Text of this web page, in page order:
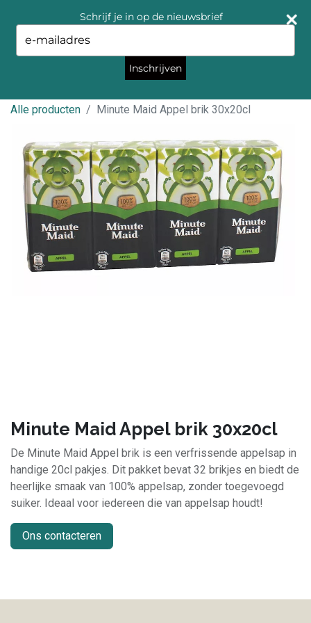
Alle producten Minute Maid Appel brik 30x20cl
Minute Maid Appel brik 30x20cl
De Minute Maid Appel brik is een verfrissende appelsap in
handige 20cl pakjes. Dit pakket bevat 32 brikjes en biedt de
heerlijke smaak van 100% appelsap, zonder toegevoegd
suiker. Ideaal voor iedereen die van appelsap houdt!
Ons contacteren
Schrijf je in op de nieuwsbrief
your
email
Inschrijven